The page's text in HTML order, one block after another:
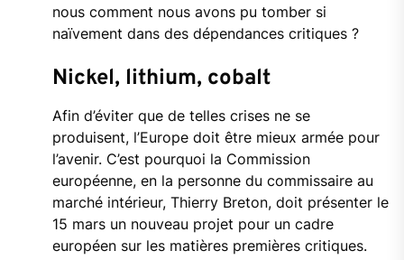
nous comment nous avons pu tomber si
naïvement dans des dépendances critiques ?
Nickel, lithium, cobalt
Afin d’éviter que de telles crises ne se
produisent, l’Europe doit être mieux armée pour
l’avenir. C’est pourquoi la Commission
européenne, en la personne du commissaire au
marché intérieur, Thierry Breton, doit présenter le
15 mars un nouveau projet pour un cadre
européen sur les matières premières critiques.